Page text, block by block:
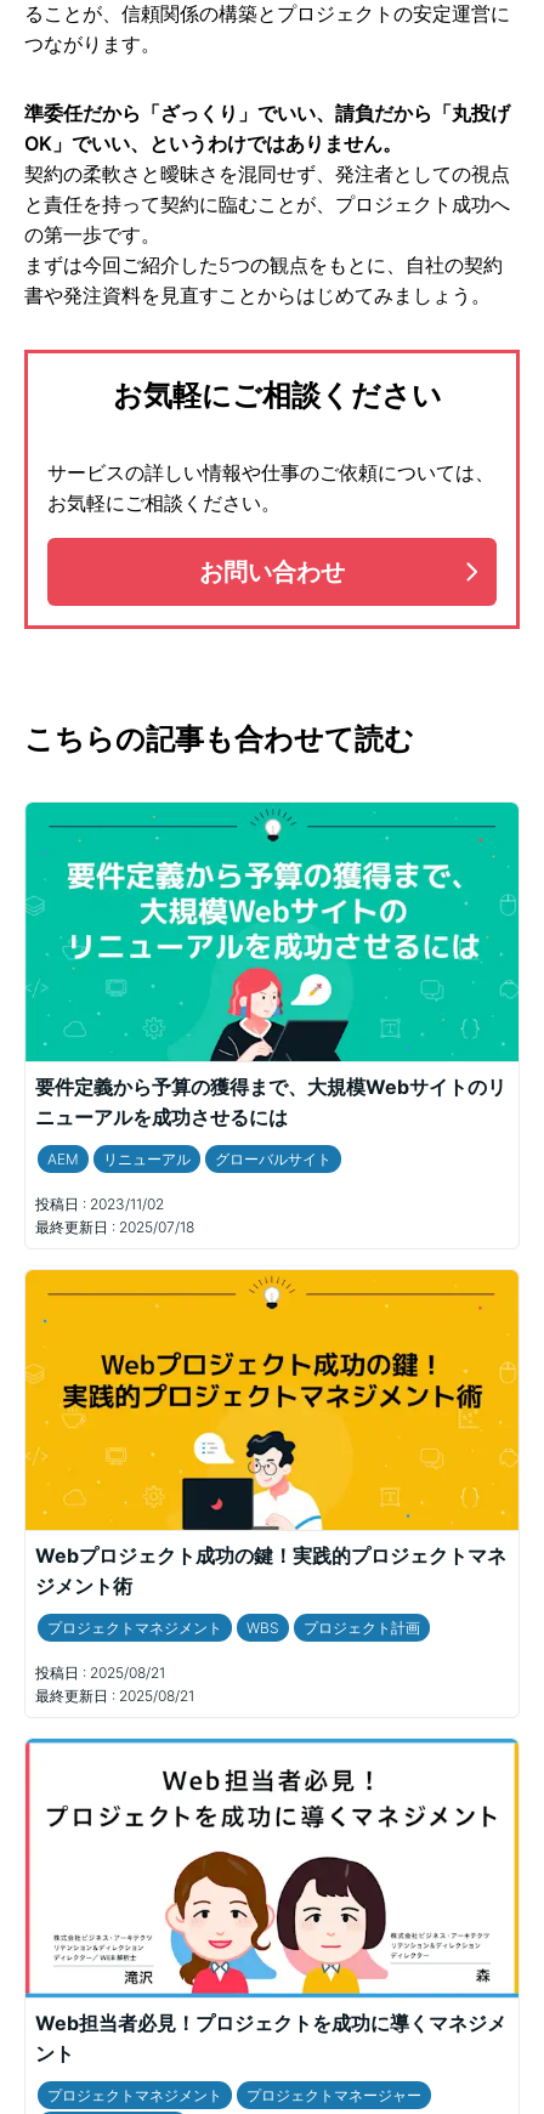
ることが、信頼関係の構築とプロジェクトの安定運営に
つながります。
準委任だから「ざっくり」でいい、請負だから「丸投げ
OK」でいい、というわけではありません。
契約の柔軟さと曖昧さを混同せず、発注者としての視点
と責任を持って契約に臨むことが、プロジェクト成功へ
の第一歩です。
まずは今回ご紹介した5つの観点をもとに、自社の契約
書や発注資料を見直すことからはじめてみましょう。
お気軽にご相談ください
サービスの詳しい情報や仕事のご依頼については、
お気軽にご相談ください。
お問い合わせ
こちらの記事も合わせて読む
要件定義から予算の獲得まで、大規模Webサイトのリ
ニューアルを成功させるには
AEM リニューアル グローバルサイト
投稿日 : 2023/11/02
最終更新日 : 2025/07/18
Webプロジェクト成功の鍵！実践的プロジェクトマネ
ジメント術
プロジェクトマネジメント WBS プロジェクト計画
投稿日 : 2025/08/21
最終更新日 : 2025/08/21
Web担当者必見！プロジェクトを成功に導くマネジメ
ント
プロジェクトマネジメント プロジェクトマネージャー